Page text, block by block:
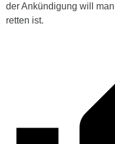
der Ankündigung will
retten ist.